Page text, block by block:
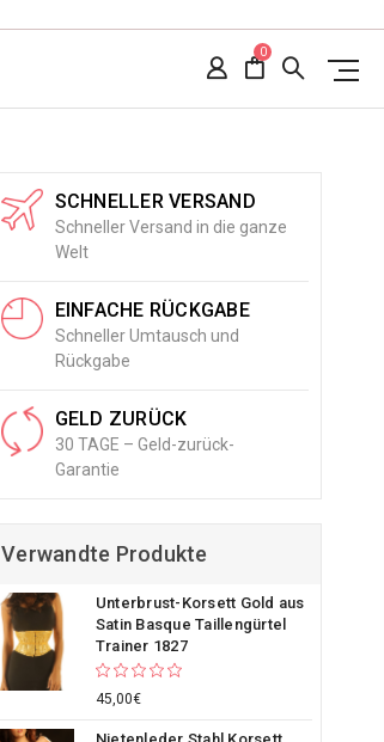
0
SCHNELLER VERSAND
Schneller Versand in die ganze
Welt
EINFACHE RÜCKGABE
Schneller Umtausch und
Rückgabe
GELD ZURÜCK
30 TAGE – Geld-zurück-
Garantie
Verwandte Produkte
Unterbrust-Korsett Gold aus
Satin Basque Taillengürtel
Trainer 1827
45,00€